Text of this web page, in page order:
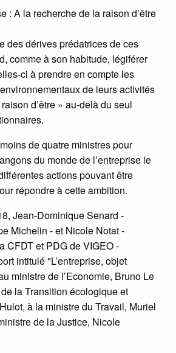
: A la recherche de la raison d’être
des dérives prédatrices de ces
comme à son habitude, légiférer
ci à prendre en compte les
de leurs activités
d’être » au-delà du seul
de quatre ministres pour
du monde de l’entreprise le
actions pouvant être
répondre à cette ambition.
Jean-Dominique Senard -
Michelin - et Nicole Notat -
CFDT et PDG de VIGEO -
intitulé "L’entreprise, objet
ministre de l’Economie, Bruno Le
la Transition écologique et
à la ministre du Travail, Muriel
de la Justice, Nicole